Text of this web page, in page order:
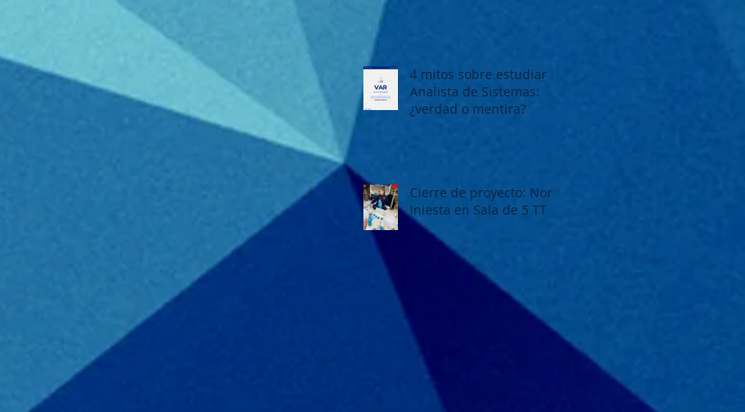
4 mitos sobre estudiar
Analista de Sistemas:
¿verdad o mentira?
Cierre de proyecto: Nora
Iniesta en Sala de 5 TT